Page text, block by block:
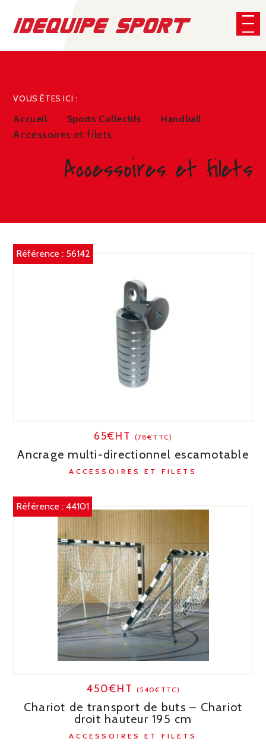
VOUS ÊTES ICI :
Accueil Sports Collectifs Handball
Accessoires et filets
Accessoires et filets
Référence : 56142
65€HT (78€TTC)
Ancrage multi-directionnel escamotable
ACCESSOIRES ET FILETS
Référence :44101
450€HT (540€TTC)
Chariot de transport de buts – Chariot
droit hauteur 195 cm
ACCESSOIRES ET FILETS